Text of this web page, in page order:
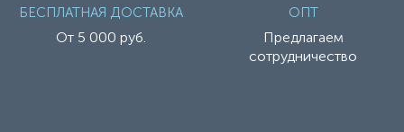
БЕСПЛАТНАЯ ДОСТАВКА
От 5 000 руб.
ОПТ
Предлагаем
сотрудничество